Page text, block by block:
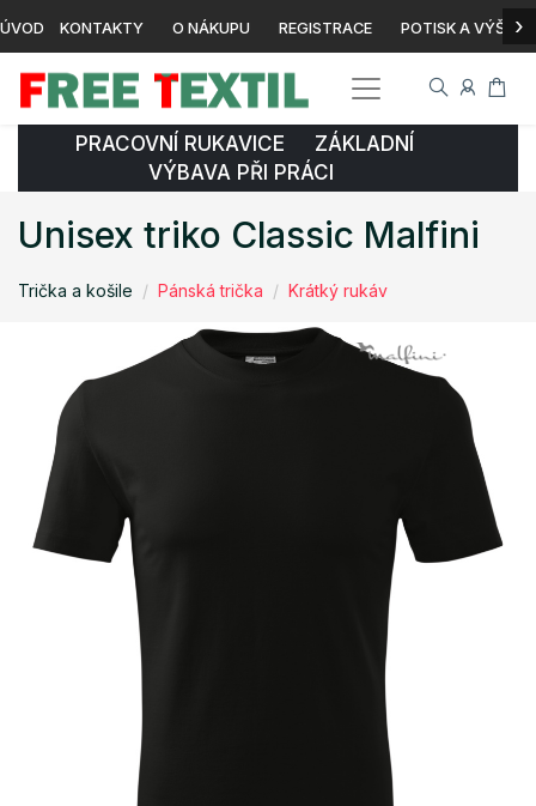
ÚVOD KONTAKTY O NÁKUPU REGISTRACE POTISK A ›
PRACOVNÍ RUKAVICE ZÁKLADNÍ
VÝBAVA PŘI PRÁCI
Unisex triko Classic Malfini
Trička a košile Pánská trička Krátký rukáv